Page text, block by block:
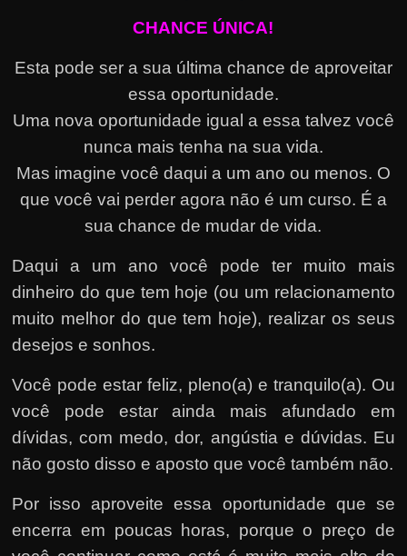
CHANCE ÚNICA!
Esta pode ser a sua última chance de aproveitar
essa oportunidade.
Uma nova oportunidade igual a essa talvez você
nunca mais tenha na sua vida.
Mas imagine você daqui a um ano ou menos. O
que você vai perder agora não é um curso. É a
sua chance de mudar de vida.
Daqui a um ano você pode ter muito mais
dinheiro do que tem hoje (ou um relacionamento
muito melhor do que tem hoje), realizar os seus
desejos e sonhos.
Você pode estar feliz, pleno(a) e tranquilo(a). Ou
você pode estar ainda mais afundado em
dívidas, com medo, dor, angústia e dúvidas. Eu
não gosto disso e aposto que você também não.
Por isso aproveite essa oportunidade que se
encerra em poucas horas, porque o preço de